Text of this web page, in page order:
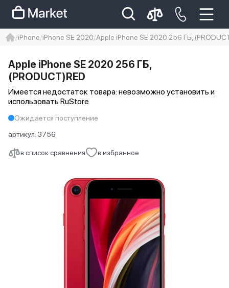
Iphone 14 pro max
айфон 14
iPhone iPhone SE 2020 Apple iPhone SE 2020 256 ГБ,
в список сравнения в избранное
Apple iPhone SE 2020 256 ГБ,
(PRODUCT)RED
Имеется недостаток товара: невозможно установить и
использовать RuStore
Ожидается поступление
артикул: 3756